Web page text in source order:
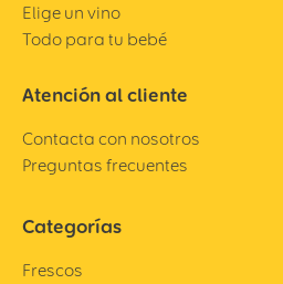
Elige un vino
Todo para tu bebé
Atención al cliente
Contacta con nosotros
Preguntas frecuentes
Categorías
Frescos